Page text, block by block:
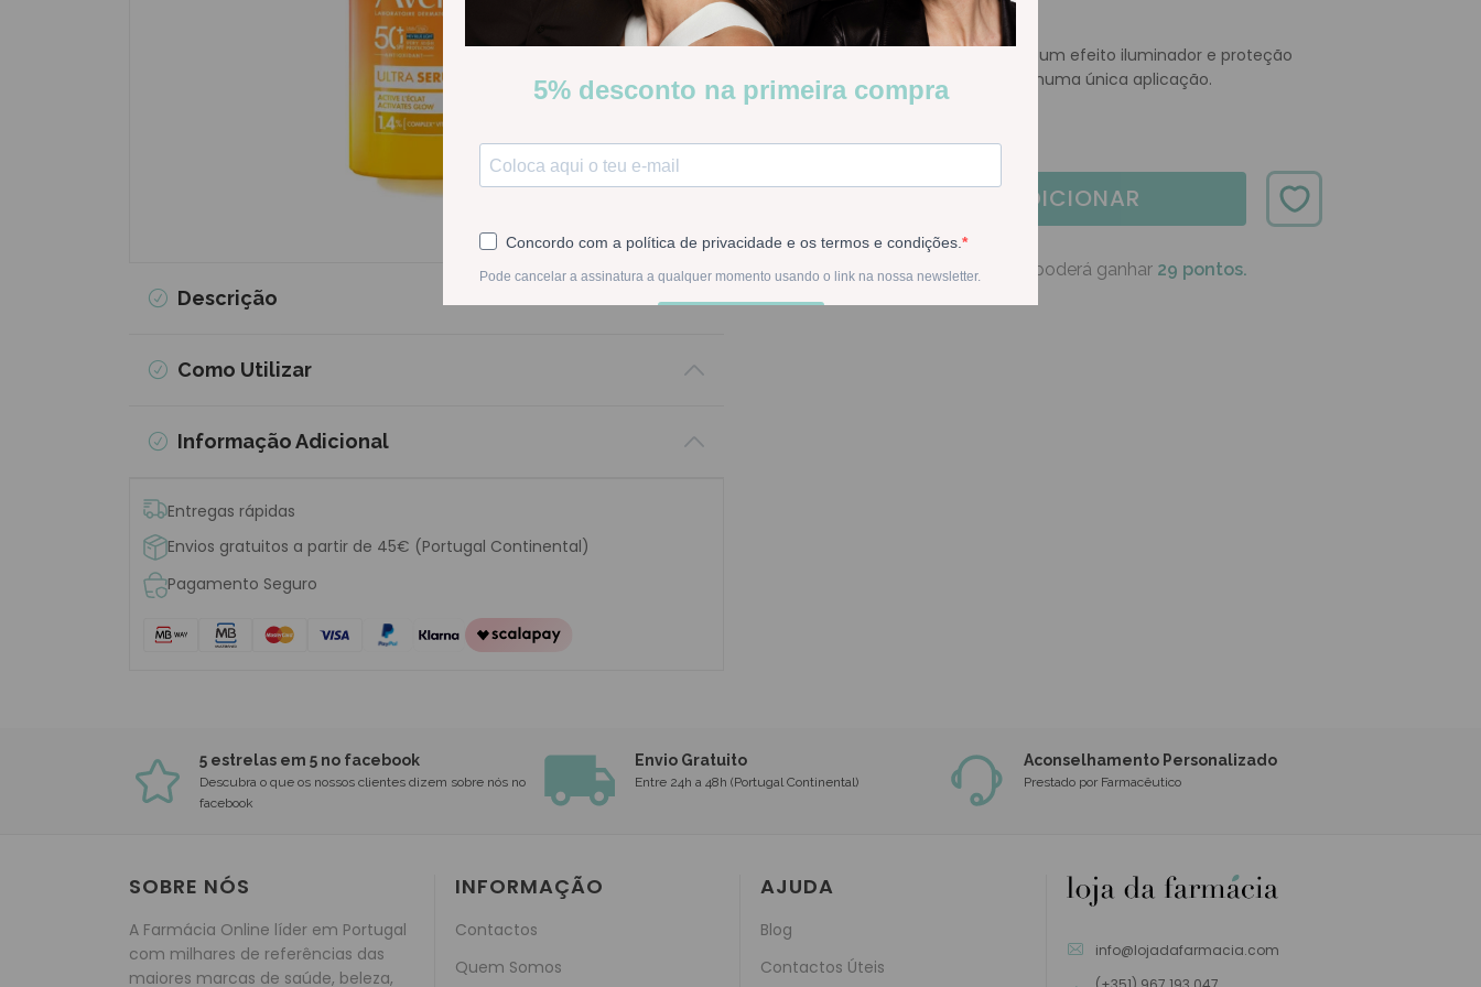
Descrição
Como Utilizar
Informação Adicional
Entregas rápidas
Envios gratuitos a partir de 45€ (Portugal Continental)
Pagamento Seguro
Desenvolvido para quem procura um efeito iluminador e proteção
completa contra os raios solares numa única aplicação.
Stock: Disponível
ADICIONAR
Na compra deste produto poderá ganhar 29 pontos.
5 estrelas em 5 no facebook
Descubra o que os nossos clientes dizem sobre nós no
facebook
Envio Gratuito
Entre 24h a 48h (Portugal Continental)
Aconselhamento Personalizado
Prestado por Farmacêutico
SOBRE NÓS
A Farmácia Online líder em Portugal
com milhares de referências das
maiores marcas de saúde, beleza,
INFORMAÇÃO
Contactos
Quem Somos
AJUDA
Blog
Contactos Úteis
info@lojadafarmacia.com